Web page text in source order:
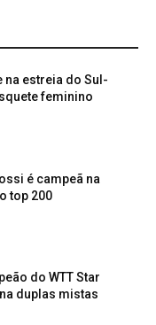
na estreia do Sul-
feminino
é campeã na
top 200
do WTT Star
duplas mistas